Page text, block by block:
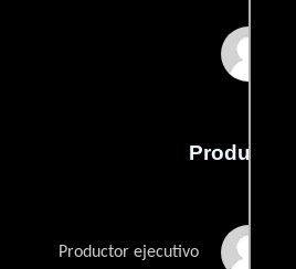
Producción
Productor ejecutivo